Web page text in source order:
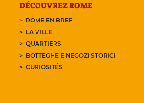
DÉCOUVREZ ROME
ROME EN BREF
LA VILLE
QUARTIERS
BOTTEGHE E NEGOZI STORICI
CURIOSITÉS